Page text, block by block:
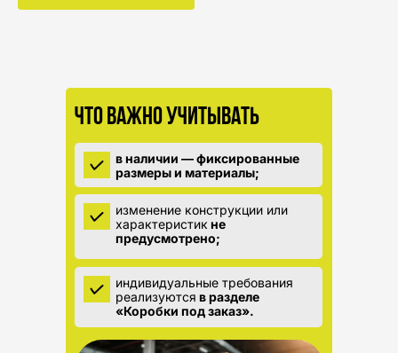
в наличии — фиксированные
размеры и материалы;
изменение конструкции или
характеристик не
предусмотрено;
индивидуальные требования
реализуются в разделе
«Коробки под заказ».
Что важно учитывать